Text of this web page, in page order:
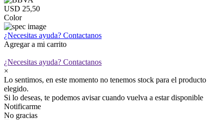
USD 25,50
Color
¿Necesitas ayuda? Contactanos
Agregar a mi carrito
¿Necesitas ayuda? Contactanos
×
Lo sentimos, en este momento no tenemos stock para el producto
elegido.
Si lo deseas, te podemos avisar cuando vuelva a estar disponible
Notificarme
No gracias